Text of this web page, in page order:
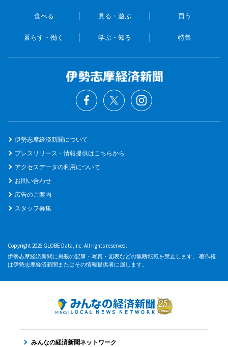
食べる 見る・遊ぶ 買う
暮らす・働く 学ぶ・知る 特集
伊勢志摩経済新聞について
プレスリリース・情報提供はこちらから
アクセスデータの利用について
お問い合わせ
広告のご案内
スタッフ募集
Copyright 2026 GLOBE Data,Inc. All rights reserved.
伊勢志摩経済新聞に掲載の記事・写真・図表などの無断転載を禁止します。 著作権
は伊勢志摩経済新聞またはその情報提供者に属します。
みんなの経済新聞ネットワーク